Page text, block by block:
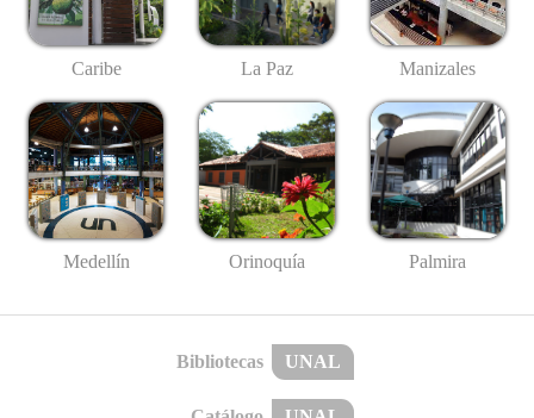
Caribe La Paz Manizales
Medellín Orinoquía Palmira
Bibliotecas UNAL